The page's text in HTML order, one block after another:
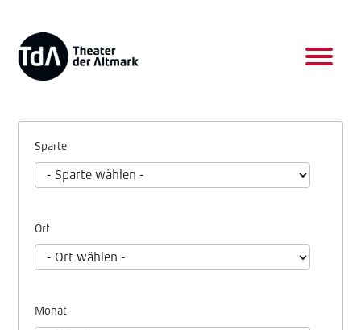
Sparte
Ort
Monat